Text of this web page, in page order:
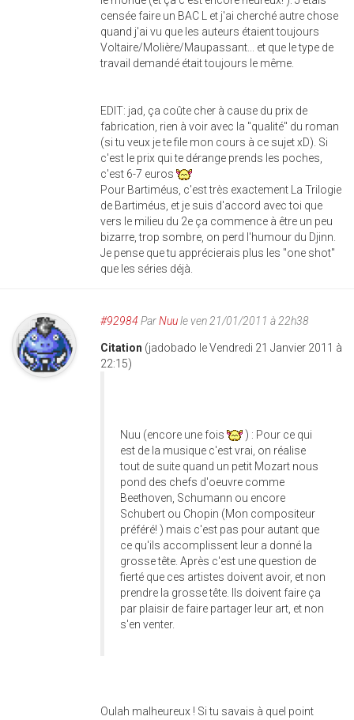
censée faire un BAC L et j'ai cherché autre chose
quand j'ai vu que les auteurs étaient toujours
Voltaire/Molière/Maupassant... et que le type de
travail demandé était toujours le même.
EDIT: jad, ça coûte cher à cause du prix de
fabrication, rien à voir avec la "qualité" du roman
(si tu veux je te file mon cours à ce sujet xD). Si
c'est le prix qui te dérange prends les poches,
c'est 6-7 euros
Pour Bartiméus, c'est très exactement La Trilogie
de Bartiméus, et je suis d'accord avec toi que
vers le milieu du 2e ça commence à être un peu
bizarre, trop sombre, on perd l'humour du Djinn.
Je pense que tu apprécierais plus les "one shot"
que les séries déjà.
#92984 ParNuule ven 21/01/2011 à 22h38
Citation (jadobado le Vendredi 21 Janvier 2011 à
22:15)
Nuu (encore une fois
) : Pour ce qui
est de la musique c'est vrai, on réalise
tout de suite quand un petit Mozart nous
pond des chefs d'oeuvre comme
Beethoven, Schumann ou encore
Schubert ou Chopin (Mon compositeur
préféré! ) mais c'est pas pour autant que
ce qu'ils accomplissent leur a donné la
grosse tête. Après c'est une question de
fierté que ces artistes doivent avoir, et non
prendre la grosse tête. Ils doivent faire ça
par plaisir de faire partager leur art, et non
s'en venter.
Oulah malheureux ! Si tu savais à quel point